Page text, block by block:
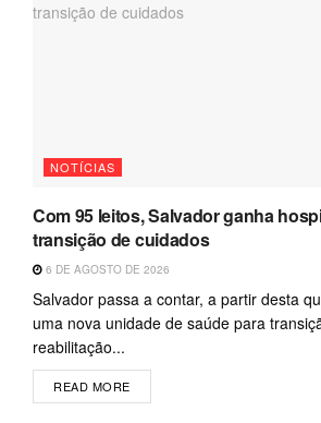
NOTÍCIAS
Com 95 leitos, Salvador ganha
transição de cuidados
6 DE AGOSTO DE 2026
Salvador passa a contar, a partir desta
uma nova unidade de saúde para
reabilitação...
READ MORE